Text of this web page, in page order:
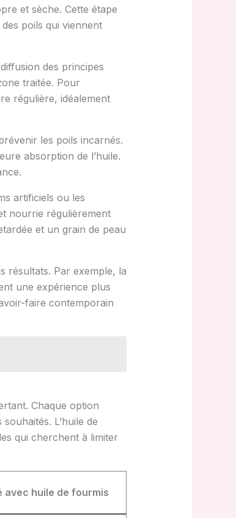
et sèche. Cette étape
poils qui viennent
des principes
traitée. Pour
régulière, idéalement
les poils incarnés.
absorption de l’huile.
artificiels ou les
nourrie régulièrement
et un grain de peau
résultats. Par exemple, la
une expérience plus
faire contemporain
Chaque option
L’huile de
qui cherchent à limiter
avec huile de fourmis